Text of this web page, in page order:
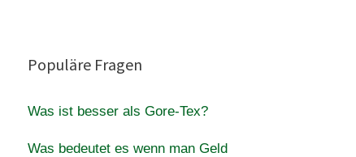
Populäre Fragen
Was ist besser als Gore-Tex?
Was bedeutet es wenn man Geld